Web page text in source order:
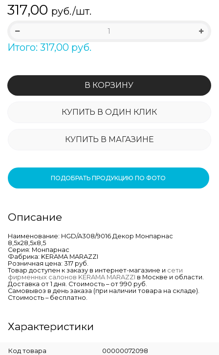
317,00 руб./шт.
Итого: 317,00 руб.
В КОРЗИНУ
КУПИТЬ В ОДИН КЛИК
КУПИТЬ В МАГАЗИНЕ
ПОДОБРАТЬ ПРОДУКЦИЮ ПО ФОТО
Описание
Наименование: HGD/A308/9016 Декор Монпарнас
8,5х28,5х8,5
Серия: Монпарнас
Фабрика: KERAMA MARAZZI
Розничная цена: 317 руб.
Товар доступен к заказу в интернет-магазине и сети
фирменных салонов KERAMA MARAZZI в Москве и области.
Доставка от 1 дня. Стоимость – от 990 руб.
Самовывоз в день заказа (при наличии товара на складе).
Стоимость – бесплатно.
Характеристики
Код товара 00000072098